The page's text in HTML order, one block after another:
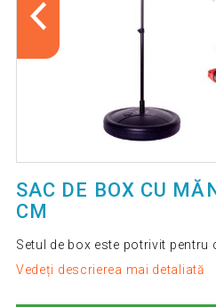
SAC DE BOX CU
CM
Setul de box este potrivit pentru
Vedeți descrierea mai detaliată